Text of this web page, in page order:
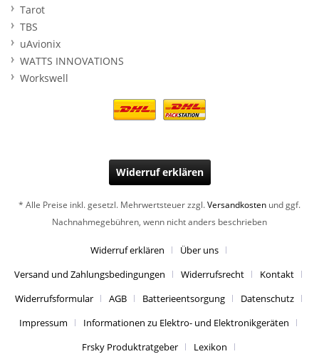
Tarot
TBS
uAvionix
WATTS INNOVATIONS
Workswell
Widerruf erklären
* Alle Preise inkl. gesetzl. Mehrwertsteuer zzgl.Versandkosten und ggf.
Nachnahmegebühren, wenn nicht anders beschrieben
Widerruf erklären
Über uns
Versand und Zahlungsbedingungen
Widerrufsrecht
Kontakt
Widerrufsformular
AGB Batterieentsorgung
Datenschutz
Impressum
Informationen zu Elektro- und Elektronikgeräten
Frsky Produktratgeber
Lexikon